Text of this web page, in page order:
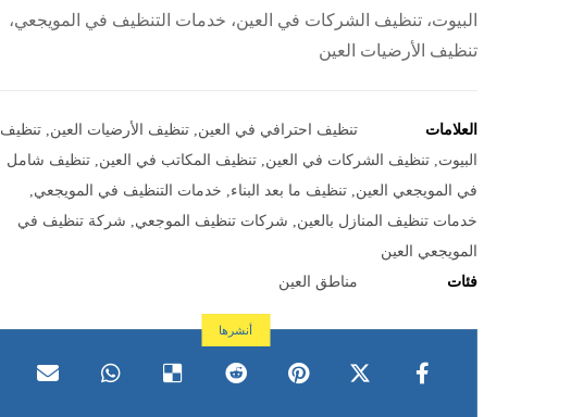
البيوت، تنظيف الشركات في العين، خدمات التنظيف في المويجعي،
تنظيف الأرضيات العين
العلامات تنظيف احترافي في العين ,تنظيف الأرضيات العين ,تنظيف
البيوت ,تنظيف الشركات في العين ,تنظيف المكاتب في العين ,تنظيف شامل
في المويجعي العين ,تنظيف ما بعد البناء خدمات التنظيف في المويجعي
خدمات تنظيف المنازل بالعين
شركات تنظيف الموجعي
شركة تنظيف في
المويجعي العين
فئات
مناطق العين